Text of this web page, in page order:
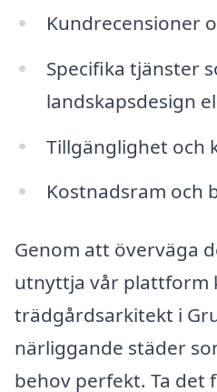
Kundrecensioner
Specifika tjänster
landskapsdesign
Tillgänglighet och
Kostnadsram och
Genom att överväga
utnyttja vår plattform
trädgårdsarkitekt i
närliggande städer
behov perfekt. Ta det